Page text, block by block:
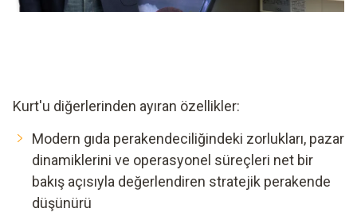
Kurt'u diğerlerinden ayıran özellikler:
Modern gıda perakendeciliğindeki zorlukları, pazar
dinamiklerini ve operasyonel süreçleri net bir
bakış açısıyla değerlendiren stratejik perakende
düşünürü